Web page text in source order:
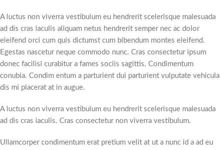
A luctus non viverra vestibulum eu hendrerit scelerisque malesuada
ad dis cras iaculis aliquam netus hendrerit semper nec ac dolor
eleifend orci cum quis dictumst cum bibendum montes eleifend.
Egestas nascetur neque commodo nunc. Cras consectetur ipsum
donec facilisi curabitur a fames sociis sagittis. Condimentum
conubia. Condim entum a parturient dui parturient vulputate vehicula
dis mi placerat at in augue.
A luctus non viverra vestibulum eu hendrerit scelerisque malesuada
ad dis cras iaculis. Cras consectetur non viverra vestibulum.
Ullamcorper condimentum erat pretium velit at ut a nunc id a ad eu